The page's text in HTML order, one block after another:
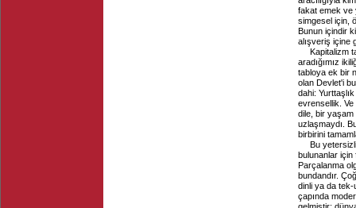
fakat emek ve
simgesel için,
Bunun içindir
alışveriş içine
Kapitalizm
aradığımız
tabloya ek bir
olan Devlet'i
dahi:
evrensellik.
dile, bir yaşam
uzlaşmaydı.
birbirini
Bu
bulunanlar için
Parçalanma
bundandır.
dinli ya da tek-
çapında